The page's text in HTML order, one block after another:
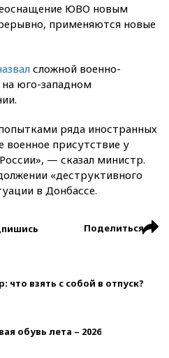
ЮВО новым
применяются новые
сложной военно-
юго-западном
ряда иностранных
военное присутствие у
— сказал министр.
«деструктивного
в Донбассе.
Поделиться
взять с собой в отпуск?
обувь лета – 2026